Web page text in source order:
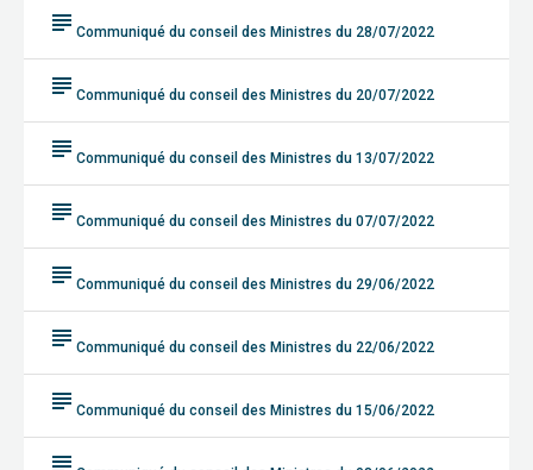
subject Communiqué du conseil des Ministres du 28/07/2022
subject Communiqué du conseil des Ministres du 20/07/2022
subject Communiqué du conseil des Ministres du 13/07/2022
subject Communiqué du conseil des Ministres du 07/07/2022
subject Communiqué du conseil des Ministres du 29/06/2022
subject Communiqué du conseil des Ministres du 22/06/2022
subject Communiqué du conseil des Ministres du 15/06/2022
subject